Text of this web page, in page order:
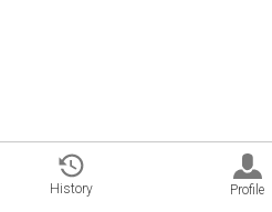
History Profile